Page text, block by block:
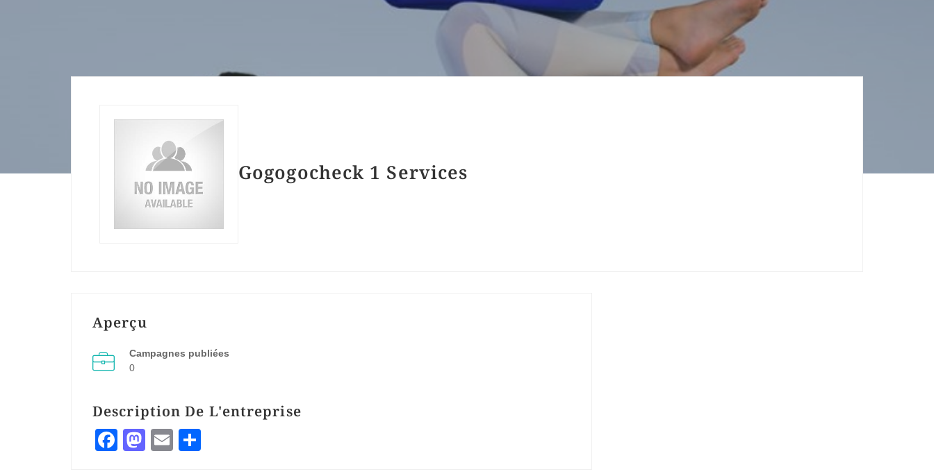
Gogogocheck 1 Services
Aperçu
Campagnes publiées
0
Description De L'entreprise
Facebook
Mastodon
Email